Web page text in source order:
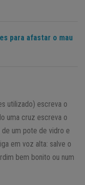
para afastar o mau
utilizado) escreva o
uma cruz escreva o
um pote de vidro e
em voz alta: salve o
bem bonito ou num